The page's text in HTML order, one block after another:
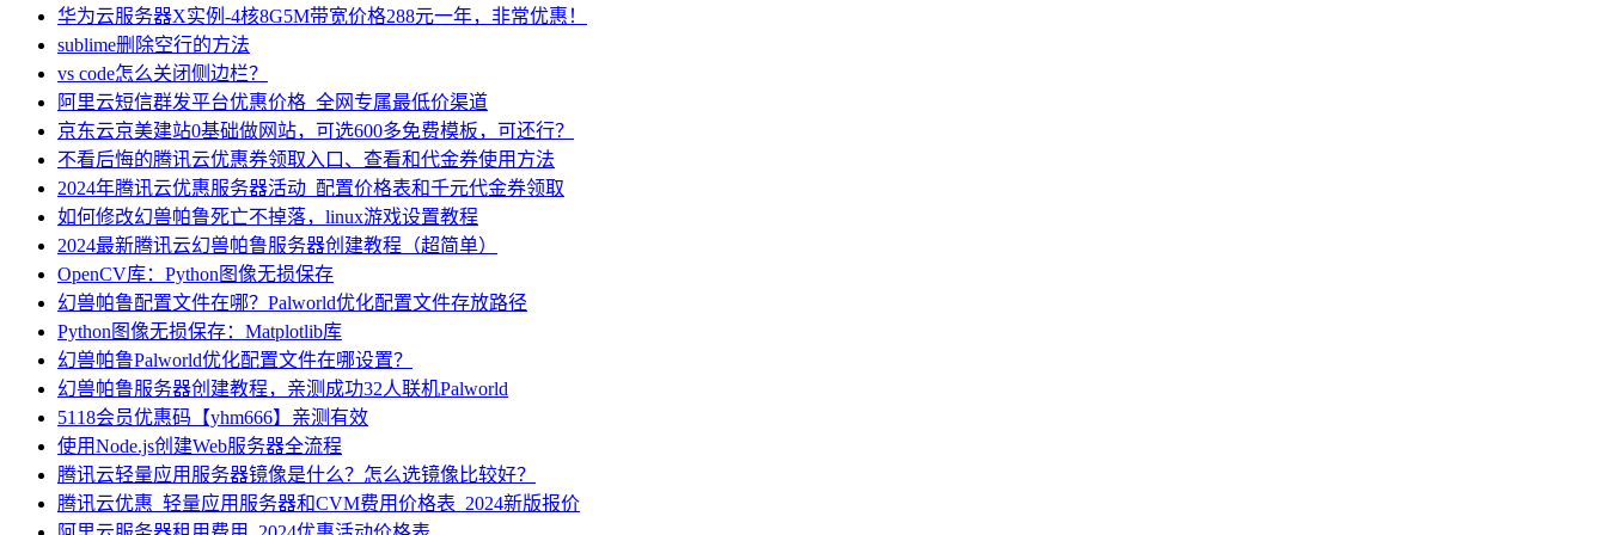
华为云服务器X实例-4核8G5M带宽价格288元一年，非常优惠！
sublime删除空行的方法
vs code怎么关闭侧边栏？
阿里云短信群发平台优惠价格_全网专属最低价渠道
京东云京美建站0基础做网站，可选600多免费模板，可还行？
不看后悔的腾讯云优惠券领取入口、查看和代金券使用方法
2024年腾讯云优惠服务器活动_配置价格表和千元代金券领取
如何修改幻兽帕鲁死亡不掉落，linux游戏设置教程
2024最新腾讯云幻兽帕鲁服务器创建教程（超简单）
OpenCV库：Python图像无损保存
幻兽帕鲁配置文件在哪？Palworld优化配置文件存放路径
Python图像无损保存：Matplotlib库
幻兽帕鲁Palworld优化配置文件在哪设置？
幻兽帕鲁服务器创建教程，亲测成功32人联机Palworld
5118会员优惠码【yhm666】亲测有效
使用Node.js创建Web服务器全流程
腾讯云轻量应用服务器镜像是什么？怎么选镜像比较好？
腾讯云优惠_轻量应用服务器和CVM费用价格表_2024新版报价